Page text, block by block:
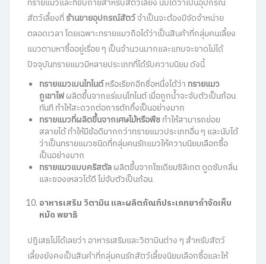
ทรายแมวและที่ขับถ่ายสำหรับสัตว์เลี้ยง นับได้ว่าเป็นอุปกรณ์
สัตว์เลี้ยงที่ร้านขายอุปกรณ์สัตว์จำเป็นจะต้องมีจัดจำหน่าย
ตลอดเวลา โดยเฉพาะทรายแมวถือได้ว่าเป็นสินค้าที่กลุ่มคนเลี้ยง
แมวตามหาซื้ออยู่เรื่อย ๆ เป็นจำนวนมากและแทบจะขาดไม่ได้
ปัจจุบันทรายแมวมีหลายประเภทที่ได้รับความนิยม ดังนี้
ทรายแมวเบนไทไนต์หรือเรียกอีกชื่อหนึ่งได้ว่า ทรายแมว
ภูเขาไฟผลิตขึ้นจากแร่เบนโทไนต์ เมื่อถูกน้ำจะจับตัวเป็นก้อน
ทันที ทำให้สะดวกต่อการตักทิ้งเป็นอย่างมาก
ทรายแมวที่ผลิตขึ้นจากเศษไม้หรือพืชทำให้สามารถย่อย
สลายได้ ทำให้มีข้อดีมากกว่าทรายแมวประเภทอื่น ๆ และนับได้
ว่าเป็นทรายแมวชนิดที่กลุ่มคนรักแมวให้ความนิยมเลือกซื้อ
เป็นอย่างมาก
ทรายแมวแบบคริสตัลผลิตขึ้นจากโซเดียมซิลิเกต ดูดซับกลิ่น
และของเหลวได้ดี ไม่จับตัวเป็นก้อน
อาหารเสริม วิตามิน และผลิตภัณฑ์ประเภทยากำจัดเห็บ
หมัด พยาธิ
ปฏิเสธไม่ได้เลยว่า อาหารเสริมและวิตามินต่าง ๆ สำหรับสัตว์
เลี้ยงยังคงเป็นสินค้าที่กลุ่มคนรักสัตว์เลี้ยงนิยมเลือกซื้อและให้